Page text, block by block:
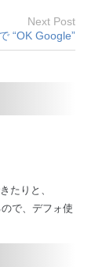
Next Post
“OK Google”
たりと、
で、デフォ使